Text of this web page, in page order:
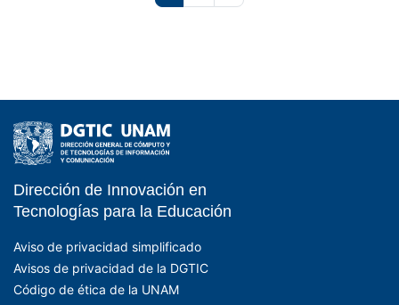
Dirección de Innovación en
Tecnologías para la Educación
Aviso de privacidad simplificado
Avisos de privacidad de la DGTIC
Código de ética de la UNAM